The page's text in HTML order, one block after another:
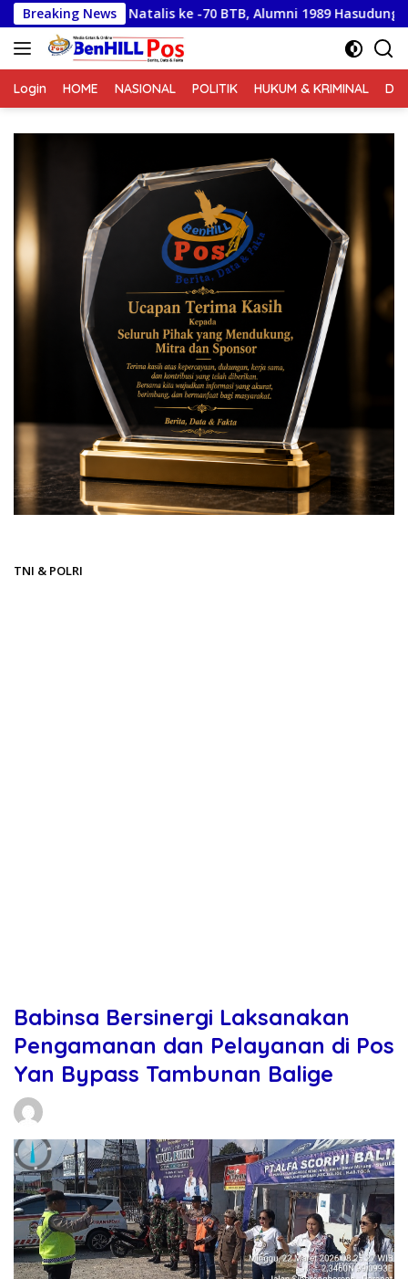
Langsung
ke
konten
Breaking News
ke -70 BTB, Alumni 1989 Hasudungan Budi Sinaga:
Login HOME NASIONAL POLITIK HUKUM & KRIMINAL
TNI & POLRI
Babinsa Bersinergi Laksanakan
Pengamanan dan Pelayanan di Pos
Yan Bypass Tambunan Balige